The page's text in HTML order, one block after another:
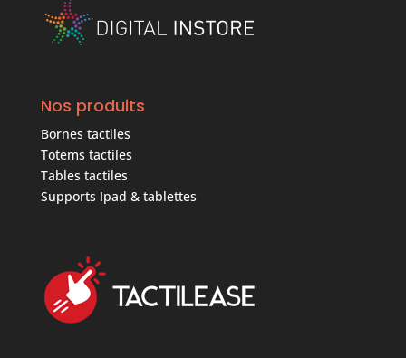
Nos produits
Bornes tactiles
Totems tactiles
Tables tactiles
Supports Ipad & tablettes